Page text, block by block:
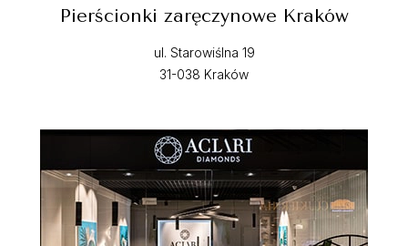
Pierścionki zaręczynowe Kraków
ul. Starowiślna 19
31-038 Kraków